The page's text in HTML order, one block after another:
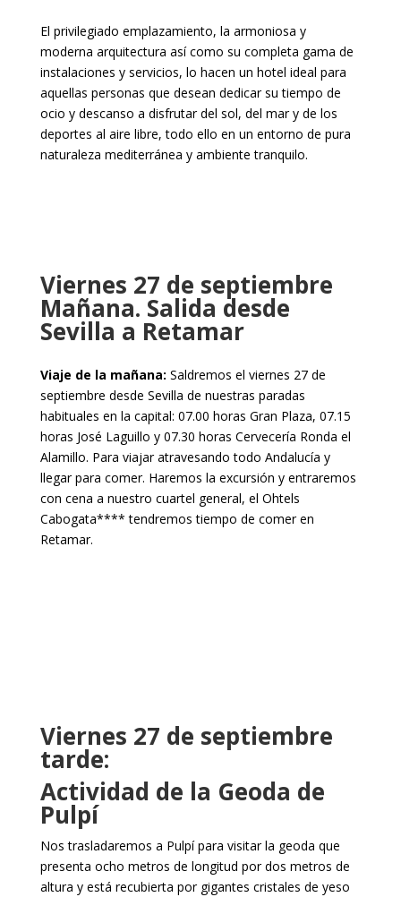
El privilegiado emplazamiento, la armoniosa y
moderna arquitectura así como su completa gama de
instalaciones y servicios, lo hacen un hotel ideal para
aquellas personas que desean dedicar su tiempo de
ocio y descanso a disfrutar del sol, del mar y de los
deportes al aire libre, todo ello en un entorno de pura
naturaleza mediterránea y ambiente tranquilo.
Viernes 27 de septiembre
Mañana. Salida desde
Sevilla a Retamar
Viaje de la mañana: Saldremos el viernes 27 de
septiembre desde Sevilla de nuestras paradas
habituales en la capital: 07.00 horas Gran Plaza, 07.15
horas José Laguillo y 07.30 horas Cervecería Ronda el
Alamillo. Para viajar atravesando todo Andalucía y
llegar para comer. Haremos la excursión y entraremos
con cena a nuestro cuartel general, el Ohtels
Cabogata**** tendremos tiempo de comer en
Retamar.
Viernes 27 de septiembre
tarde:
Actividad de la Geoda de
Pulpí
Nos trasladaremos a Pulpí para visitar la geoda que
presenta ocho metros de longitud por dos metros de
altura y está recubierta por gigantes cristales de yeso